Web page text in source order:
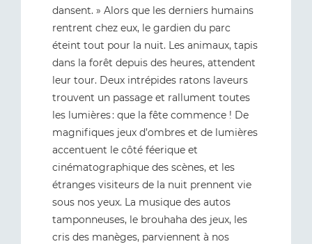
dansent. » Alors que les derniers humains
rentrent chez eux, le gardien du parc
éteint tout pour la nuit. Les animaux, tapis
dans la forêt depuis des heures, attendent
leur tour. Deux intrépides ratons laveurs
trouvent un passage et rallument toutes
les lumières : que la fête commence ! De
magnifiques jeux d’ombres et de lumières
accentuent le côté féerique et
cinématographique des scènes, et les
étranges visiteurs de la nuit prennent vie
sous nos yeux. La musique des autos
tamponneuses, le brouhaha des jeux, les
cris des manèges, parviennent à nos